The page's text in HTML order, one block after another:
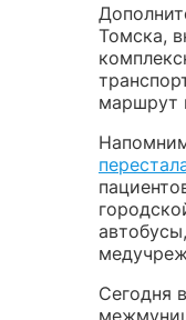
Томска,
маршрут
Сегодня